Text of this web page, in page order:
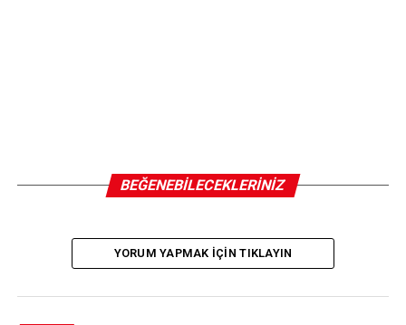
BEĞENEBILECEKLERINIZ
YORUM YAPMAK IÇIN TIKLAYIN